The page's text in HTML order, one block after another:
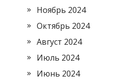
Ноябрь 2024
Октябрь 2024
Август 2024
Июль 2024
Июнь 2024